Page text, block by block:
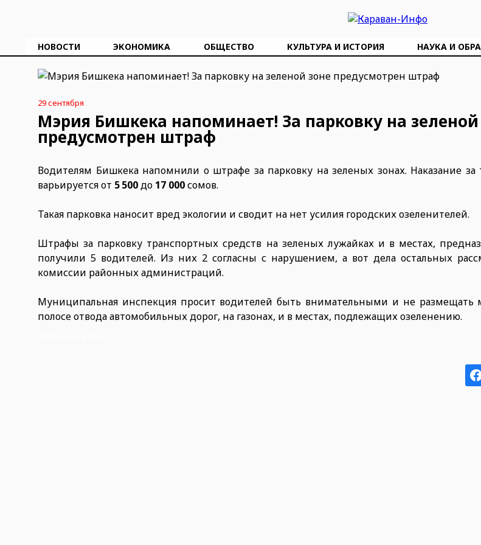
НОВОСТИ ЭКОНОМИКА ОБЩЕСТВО КУЛЬТУРА И ИСТОРИЯ НАУКА И
29 сентября
Мэрия Бишкека напоминает! За парковку на зеленой
предусмотрен штраф
Водителям Бишкека напомнили о штрафе за парковку на зеленых зонах. Наказание за
варьируется от 5 500до 17 000сомов.
Такая парковка наносит вред экологии и сводит на нет усилия городских озеленителей.
Штрафы за парковку транспортных средств на зеленых лужайках и в местах,
получили 5 водителей. Из них 2 согласны с нарушением, а вот дела остальных
комиссии районных администраций.
Муниципальная инспекция просит водителей быть внимательными и не
полосе отвода автомобильных дорог, на газонах, и в местах, подлежащих озеленению.